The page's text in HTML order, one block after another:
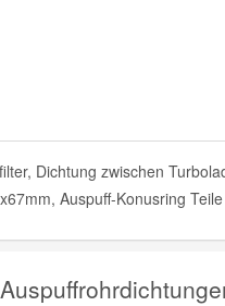
Dichtung zwischen
Auspuff-Konusring